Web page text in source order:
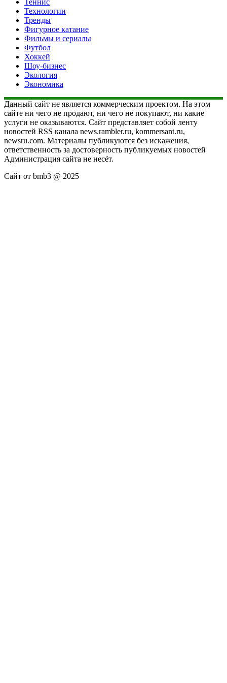
Технологии
Тренды
Фигурное катание
Фильмы и сериалы
Футбол
Хоккей
Шоу-бизнес
Экология
Экономика
Данный сайт не является коммерческим проектом. На этом
сайте ни чего не продают, ни чего не покупают, ни какие
услуги не оказываются. Сайт представляет собой ленту
новостей RSS канала news.rambler.ru, kommersant.ru,
newsru.com. Материалы публикуются без искажения,
ответственность за достоверность публикуемых новостей
Администрация сайта не несёт.
Сайт от bmb3 @ 2025